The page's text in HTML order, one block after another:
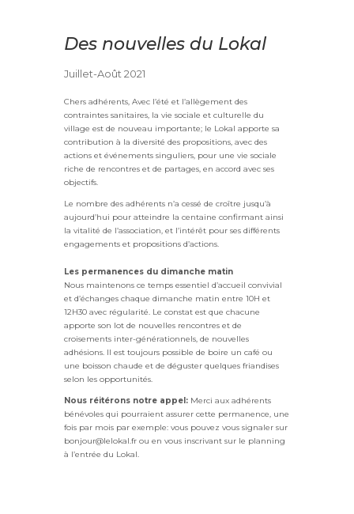
Des nouvelles du Lokal
Juillet-Août 2021
Chers adhérents, Avec l’été et l’allègement des
contraintes sanitaires, la vie sociale et culturelle du
village est de nouveau importante; le Lokal apporte sa
contribution à la diversité des propositions, avec des
actions et événements singuliers, pour une vie sociale
riche de rencontres et de partages, en accord avec ses
objectifs.
Le nombre des adhérents n’a cessé de croître jusqu’à
aujourd’hui pour atteindre la centaine confirmant ainsi
la vitalité de l’association, et l’intérêt pour ses différents
engagements et propositions d’actions.
Les permanences du dimanche matin
Nous maintenons ce temps essentiel d’accueil convivial
et d’échanges chaque dimanche matin entre 10H et
12H30 avec régularité. Le constat est que chacune
apporte son lot de nouvelles rencontres et de
croisements inter-générationnels, de nouvelles
adhésions. Il est toujours possible de boire un café ou
une boisson chaude et de déguster quelques friandises
selon les opportunités.
Nous réitérons notre appel: Merci aux adhérents
bénévoles qui pourraient assurer cette permanence, une
fois par mois par exemple: vous pouvez vous signaler sur
bonjour@lelokal.fr ou en vous inscrivant sur le planning
à l’entrée du Lokal.